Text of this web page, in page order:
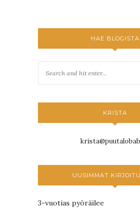
HAE BLOGISTA
KRISTA
UUSIMMAT
3-vuotias pyöräilee